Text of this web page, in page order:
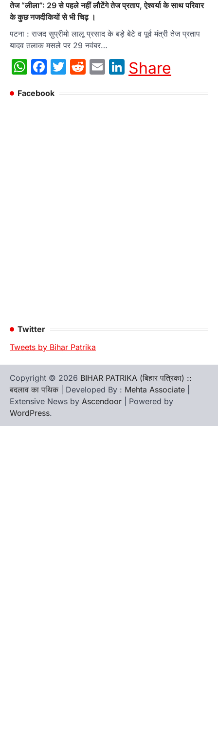
तेज “लीला”: 29 से पहले नहीं लौटेंगे तेज प्रताप, ऐश्वर्या के साथ परिवार
के कुछ नजदीकियों से भी चिढ़ ।
पटना : राजद सुप्रीमो लालू प्रसाद के बड़े बेटे व पूर्व मंत्री तेज प्रताप
यादव तलाक मसले पर 29 नवंबर…
WhatsApp
Facebook
Twitter
Reddit
EmailLinkedIn
Share
Facebook
Twitter
Tweets by Bihar Patrika
Copyright © 2026 BIHAR PATRIKA (बिहार पत्रिका) ::
बदलाव का पथिक | Developed By : Mehta Associate
Extensive News by Ascendoor | Powered by
WordPress.